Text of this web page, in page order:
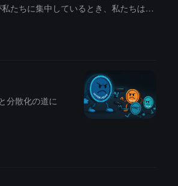
たちに集中しているとき、私たちは引
分散化の道に